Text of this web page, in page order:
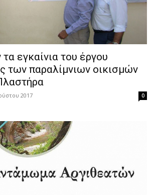
εγκαίνια του έργου
των παραλίμνιων οικισμών
2017 0